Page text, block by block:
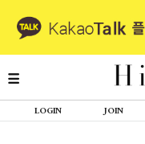
LOGIN JOIN